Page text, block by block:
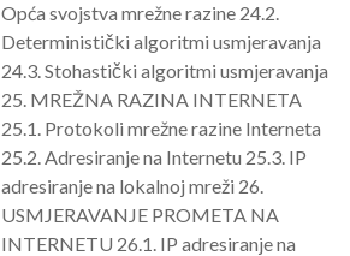
Opća svojstva mrežne razine 24.2.
Deterministički algoritmi usmjeravanja
24.3. Stohastički algoritmi usmjeravanja
25. MREŽNA RAZINA INTERNETA
25.1. Protokoli mrežne razine Interneta
25.2. Adresiranje na Internetu 25.3. IP
adresiranje na lokalnoj mreži 26.
USMJERAVANJE PROMETA NA
INTERNETU 26.1. IP adresiranje na